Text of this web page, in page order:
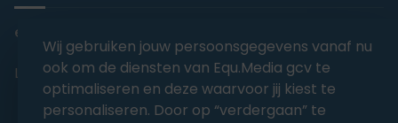
editorial@equmedia.be
Langendamdreef 22 9880 Aalter België
Wij gebruiken jouw persoonsgegevens vanaf nu
ook om de diensten van Equ.Media gcv te
optimaliseren en deze waarvoor jij kiest te
personaliseren. Door op “verdergaan” te